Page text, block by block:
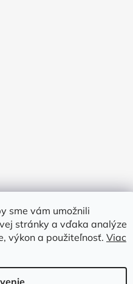
sme vám umožnili
stránky a vďaka analýze
výkon a použiteľnosť. Viac